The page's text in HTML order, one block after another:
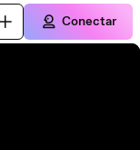
Conectar